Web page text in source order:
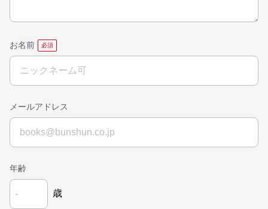
お名前
メールアドレス
年齢
歳